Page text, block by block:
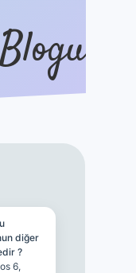
diğer
?
6,